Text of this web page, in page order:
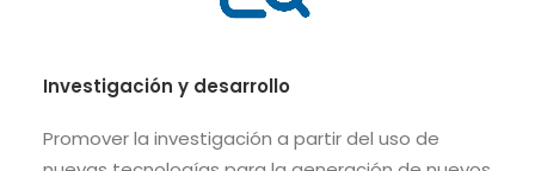
Investigación y desarrollo
Promover la investigación a partir del uso de